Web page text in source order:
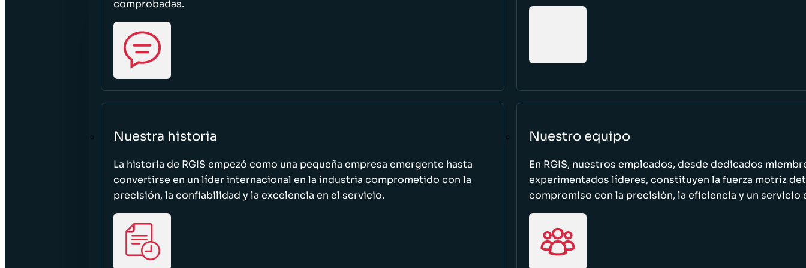
comprobadas.
Nuestra historia
La historia de RGIS empezó como una pequeña empresa emergente hasta
convertirse en un líder internacional en la industria comprometido con la
precisión, la confiabilidad y la excelencia en el servicio.
Nuestro equipo
En RGIS, nuestros empleados, desde dedicados
experimentados líderes, constituyen la fuerza motriz
compromiso con la precisión, la eficiencia y un servicio